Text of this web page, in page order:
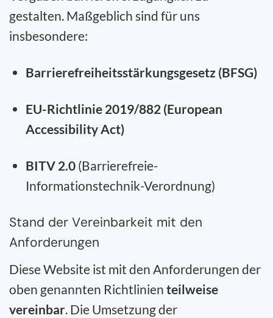
gestalten. Maßgeblich sind für uns
insbesondere:
Barrierefreiheitsstärkungsgesetz (BFSG)
EU-Richtlinie 2019/882 (European
Accessibility Act)
BITV 2.0 (Barrierefreie-
Informationstechnik-Verordnung)
Stand der Vereinbarkeit mit den
Anforderungen
Diese Website ist mit den Anforderungen der
oben genannten Richtlinien teilweise
vereinbar. Die Umsetzung der